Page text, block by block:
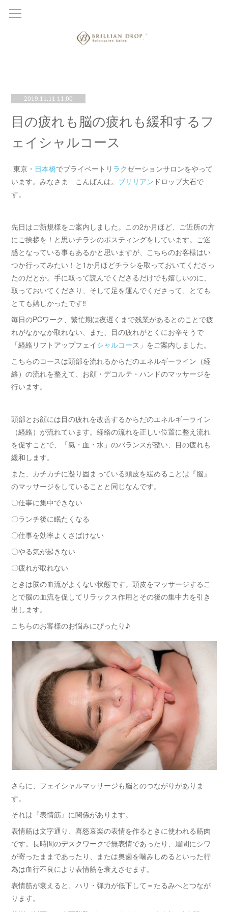
2019.11.11 11:00
目の疲れも脳の疲れも緩和するフ
ェイシャルコース
東京・ 日本橋でプライベートリ ラクゼーションサロンをやって
います。みなさま こんばんは。 ブリリアン ドロップ大石で
す。
先日はご新規様をご案内しました。この2か月ほど、ご近所の方
にご挨拶を！と思いチラシのポスティングをしています。ご迷
惑となっている事もあるかと思いますが、こちらのお客様はい
つか行ってみたい！と1か月ほどチラシを取っておいてくださっ
たのだとか。手に取って読んでくださるだけでも嬉しいのに、
取っておいてくださり、そして足を運んでくださって、とても
とても嬉しかったです‼
毎日のPCワーク、繁忙期は夜遅くまで残業があるとのことで疲
れがなかなか取れない、また、目の疲れがとくにお辛そうで
「経絡リフトアップフェイシャルコース」をご案内しました。
こちらのコースは頭部を流れるからだのエネルギーライン（経
絡）の流れを整えて、お顔・デコルテ・ハンドのマッサージを
行います。
頭部とお顔には目の疲れを改善するからだのエネルギーライン
（経絡）が流れています。経絡の流れを正しい位置に整え流れ
を促すことで、「氣・血・水」のバランスが整い、目の疲れも
緩和します。
また、カチカチに凝り固まっている頭皮を緩めることは『脳』
のマッサージをしていることと同じなんです。
〇仕事に集中できない
〇ランチ後に眠たくなる
〇仕事を効率よくさばけない
〇やる気が起きない
〇疲れが取れない
ときは脳の血流がよくない状態です。頭皮をマッサージするこ
とで脳の血流を促してリラックス作用とその後の集中力を引き
出します。
こちらのお客様のお悩みにぴったり♪
さらに、フェイシャルマッサージも脳とのつながりがありま
す。
それは『表情筋』に関係があります。
表情筋は文字通り、喜怒哀楽の表情を作るときに使われる筋肉
です。長時間のデスクワークで無表情であったり、眉間にシワ
が寄ったままであったり、または奥歯を噛みしめるといった行
為は血行不良により表情筋を衰えさせます。
表情筋が衰えると、ハリ・弾力が低下して＝たるみへとつなが
ります。